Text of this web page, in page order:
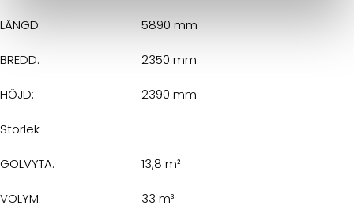
LÄNGD: 5890 mm
BREDD: 2350 mm
HÖJD: 2390 mm
Storlek
GOLVYTA: 13,8 m²
VOLYM: 33 m³